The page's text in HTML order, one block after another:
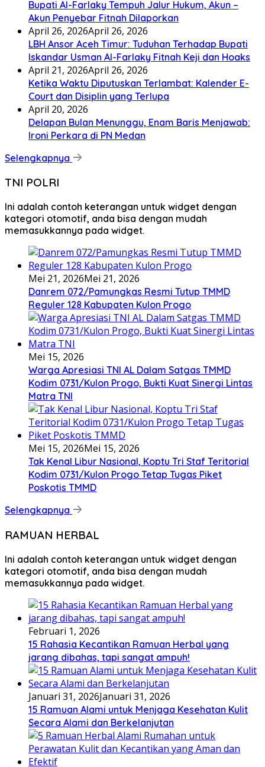
Bupati Al-Farlaky Tempuh Jalur Hukum, Akun –
Akun Penyebar Fitnah Dilaporkan
April 26, 2026April 26, 2026
LBH Ansor Aceh Timur: Tuduhan Terhadap Bupati
Iskandar Usman Al-Farlaky Fitnah Keji dan Hoaks
April 21, 2026April 26, 2026
Ketika Waktu Diputuskan Terlambat: Kalender E-
Court dan Disiplin yang Terlupa
April 20, 2026
Delapan Bulan Menunggu, Enam Baris Menjawab:
Ironi Perkara di PN Medan
Selengkapnya
TNI POLRI
Ini adalah contoh keterangan untuk widget dengan
kategori otomotif, anda bisa dengan mudah
memasukkannya pada widget.
Mei 21, 2026Mei 21, 2026
Danrem 072/Pamungkas Resmi Tutup TMMD
Reguler 128 Kabupaten Kulon Progo
Mei 15, 2026
Warga Apresiasi TNI AL Dalam Satgas TMMD
Kodim 0731/Kulon Progo, Bukti Kuat Sinergi Lintas
Matra TNI
Mei 15, 2026Mei 15, 2026
Tak Kenal Libur Nasional, Koptu Tri Staf Teritorial
Kodim 0731/Kulon Progo Tetap Tugas Piket
Poskotis TMMD
Selengkapnya
RAMUAN HERBAL
Ini adalah contoh keterangan untuk widget dengan
kategori otomotif, anda bisa dengan mudah
memasukkannya pada widget.
Februari 1, 2026
15 Rahasia Kecantikan Ramuan Herbal yang
jarang dibahas, tapi sangat ampuh!
Januari 31, 2026Januari 31, 2026
15 Ramuan Alami untuk Menjaga Kesehatan Kulit
Secara Alami dan Berkelanjutan